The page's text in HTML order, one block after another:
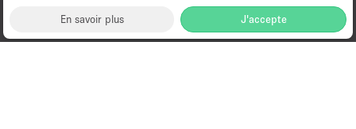
En savoir plus J'accepte
Espaces à Louer à Amsterdam
Politique de confidentialité